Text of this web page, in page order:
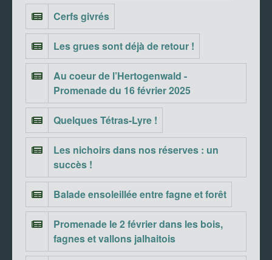
Cerfs givrés
Les grues sont déjà de retour !
Au coeur de l’Hertogenwald -
Promenade du 16 février 2025
Quelques Tétras-Lyre !
Les nichoirs dans nos réserves : un
succès !
Balade ensoleillée entre fagne et forêt
Promenade le 2 février dans les bois,
fagnes et vallons jalhaitois